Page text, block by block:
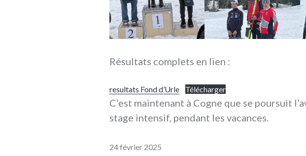
Résultats complets en lien :
resultats Fond d’Urle Télécharger
C’est maintenant à Cogne que se poursuit
stage intensif, pendant les vacances.
24 février 2025